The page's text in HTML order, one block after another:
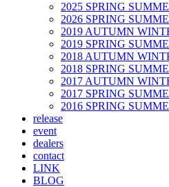
2025 SPRING
2026 SPRING
2019 AUTUMN
2019 SPRING
2018 AUTUMN
2018 SPRING
2017 AUTUMN
2017 SPRING
2016 SPRING
release
event
dealers
contact
LINK
BLOG